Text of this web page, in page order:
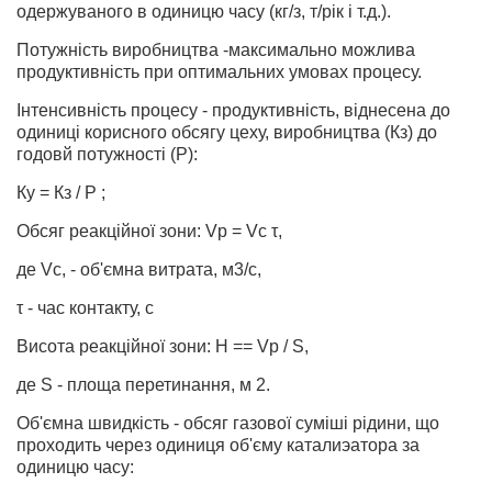
одержуваного в одиницю часу (кг/з, т/рік і т.д.).
Потужність виробництва -максимально можлива
продуктивність при оптимальних умовах процесу.
Інтенсивність процесу - продуктивність, віднесена до
одиниці корисного обсягу цеху, виробництва (Кз) до
годовй потужності (Р):
Ку = Кз / Р ;
Обсяг реакційної зони: Vp = Vс τ,
де Vc, - об'ємна витрата, м3/c,
τ - час контакту, c
Висота реакційної зони: Н == Vp / S,
де S - площа перетинання, м 2.
Об'ємна швидкість - обсяг газової суміші рідини, що
проходить через одиниця об'єму каталиэатора за
одиницю часу: